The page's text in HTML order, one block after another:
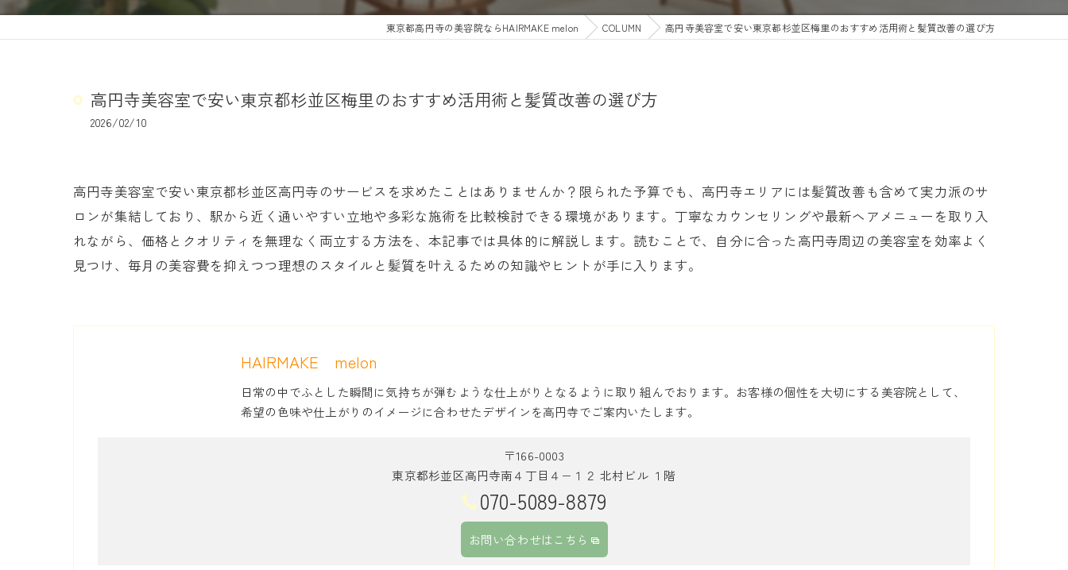
東京都高円寺の美容院ならHAIRMAKE melon COLUMN 高円寺美容室で安い東京都杉並区梅里のおすすめ活用術と髪質改善の選び方
高円寺美容室で安い東京都杉並区梅里のおすすめ活用術と髪質改善の選び方
2026/02/10
高円寺美容室で安い東京都杉並区高円寺のサービスを求めたことはありませんか？限られた予算でも、高円寺エリアには髪質改善も含めて実力派のサ
ロンが集結しており、駅から近く通いやすい立地や多彩な施術を比較検討できる環境があります。丁寧なカウンセリングや最新ヘアメニューを取り入
れながら、価格とクオリティを無理なく両立する方法を、本記事では具体的に解説します。読むことで、自分に合った高円寺周辺の美容室を効率よく
見つけ、毎月の美容費を抑えつつ理想のスタイルと髪質を叶えるための知識やヒントが手に入ります。
HAIRMAKE melon
日常の中でふとした瞬間に気持ちが弾むような仕上がりとなるように取り組んでおります。お客様の個性を大切にする美容院として、
希望の色味や仕上がりのイメージに合わせたデザインを高円寺でご案内いたします。
〒166-0003
東京都杉並区高円寺南４丁目４−１２ 北村ビル １階
070-5089-8879
お問い合わせはこちら